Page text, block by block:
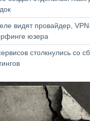
видят провайдер,
юзера
столкнулись со